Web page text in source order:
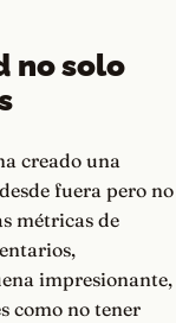
no solo
creado una
fuera pero no
métricas de
impresionante,
como no tener